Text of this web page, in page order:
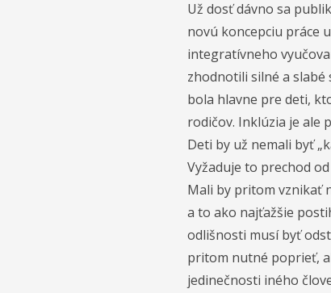
Už dosť dávno sa
novú koncepciu práce
integratívneho
zhodnotili silné a slabé
bola hlavne pre deti,
rodičov. Inklúzia je ale
Deti by už nemali byť
Vyžaduje to prechod
Mali by pritom vznikať
a to ako najťažšie
odlišnosti musí byť
pritom nutné poprieť,
jedinečnosti iného